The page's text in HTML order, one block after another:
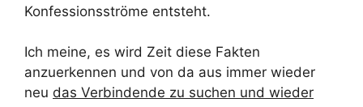
Konfessionsströme entsteht.
Ich meine, es wird Zeit diese Fakten
anzuerkennen und von da aus immer wieder
neu das Verbindende zu suchen und wieder